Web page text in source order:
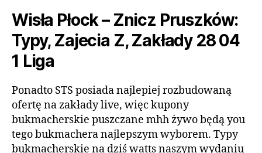
Wisła Płock – Znicz Pruszków:
Typy, Zajecia Z, Zakłady 28 04
1 Liga
Ponadto STS posiada najlepiej rozbudowaną
ofertę na zakłady live, więc kupony
bukmacherskie puszczane mhh żywo będą you
tego bukmachera najlepszym wyborem. Typy
bukmacherskie na dziś watts naszym wydaniu